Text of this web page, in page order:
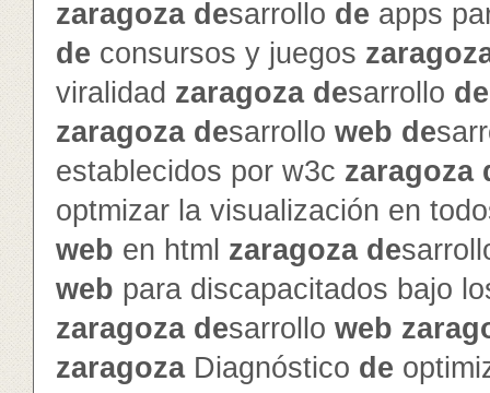
zaragoza desarrollo de apps
de consursos y juegos
viralidad zaragoza desarrollo de
zaragoza desarrollo web de
establecidos por w3c zaragoza
optmizar la visualización en
web en html zaragoza de
web para discapacitados bajo
zaragoza desarrollo web
zaragozaDiagnóstico de